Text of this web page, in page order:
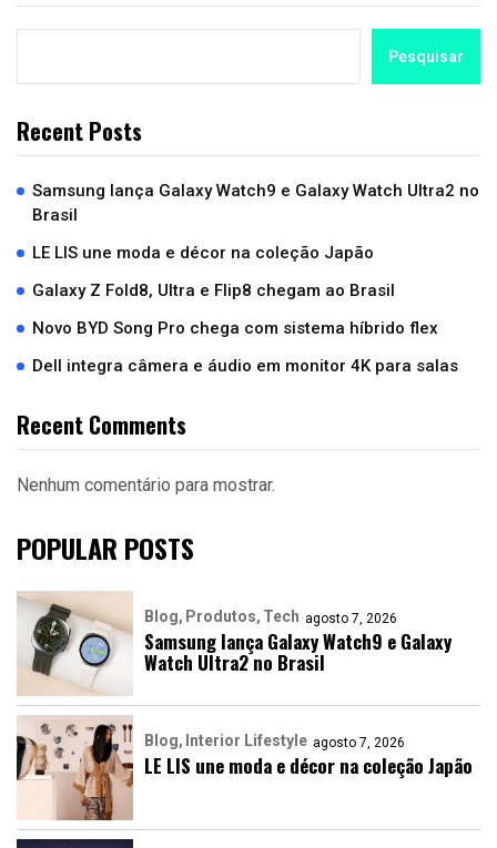
Pesquisar
Recent Posts
Samsung lança Galaxy Watch9 e Galaxy Watch Ultra2 no
Brasil
LE LIS une moda e décor na coleção Japão
Galaxy Z Fold8, Ultra e Flip8 chegam ao Brasil
Novo BYD Song Pro chega com sistema híbrido flex
Dell integra câmera e áudio em monitor 4K para salas
Recent Comments
Nenhum comentário para mostrar.
POPULAR POSTS
Blog Produtos Tech agosto 7, 2026
Samsung lança Galaxy Watch9 e Galaxy
Watch Ultra2 no Brasil
Blog Interior Lifestyle agosto 7, 2026
LE LIS une moda e décor na coleção Japão